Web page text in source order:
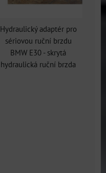
Hydraulický adaptér pro
sériovou ruční brzdu
BMW E30 - skrytá
hydraulická ruční brzda